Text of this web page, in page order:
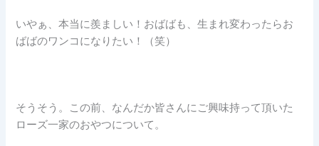
いやぁ、本当に羨ましい！おばばも、生まれ変わったらお
ばばのワンコになりたい！（笑）
そうそう。この前、なんだか皆さんにご興味持って頂いた
ローズ一家のおやつについて。